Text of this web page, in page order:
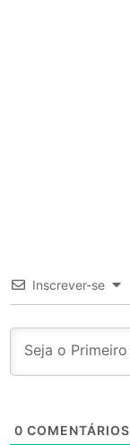
Inscrever-se
0 COMENTÁRIOS